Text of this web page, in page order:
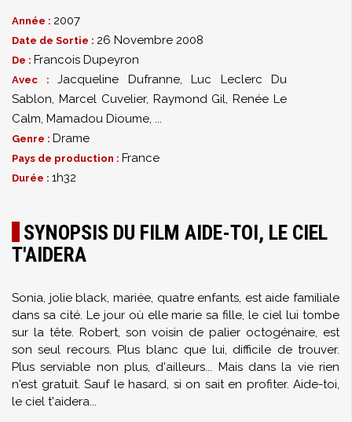
Année : 2007
Date de Sortie : 26 Novembre 2008
De : Francois Dupeyron
Avec : Jacqueline Dufranne, Luc Leclerc Du
Sablon, Marcel Cuvelier, Raymond Gil,Renée Le
Calm, Mamadou Dioume, ...
Genre : Drame
Pays de production : France
Durée : 1h32
SYNOPSIS DU FILM AIDE-TOI, LE CIEL
T'AIDERA
Sonia, jolie black, mariée, quatre enfants, est aide familiale
dans sa cité. Le jour où elle marie sa fille, le ciel lui tombe
sur la tête. Robert, son voisin de palier octogénaire, est
son seul recours. Plus blanc que lui, difficile de trouver.
Plus serviable non plus, d'ailleurs... Mais dans la vie rien
n'est gratuit. Sauf le hasard, si on sait en profiter. Aide-toi,
le ciel t'aidera...